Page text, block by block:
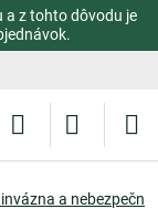
a z tohto dôvodu je
a